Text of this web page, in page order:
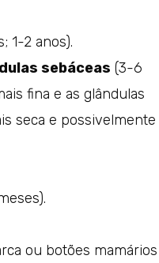
1-2 anos).
sebáceas (3-6
fina e as glândulas
seca e possivelmente
ou botões mamários